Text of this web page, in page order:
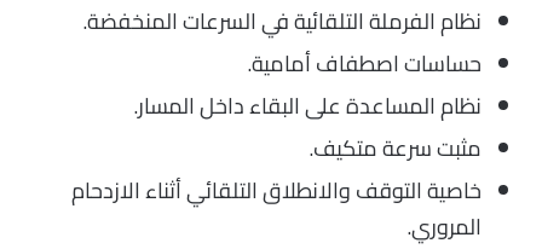
نظام الفرملة التلقائية في السرعات المنخفضة.
حساسات اصطفاف أمامية.
نظام المساعدة على البقاء داخل المسار.
مثبت سرعة متكيف.
خاصية التوقف والانطلاق التلقائي أثناء الازدحام
المروري.